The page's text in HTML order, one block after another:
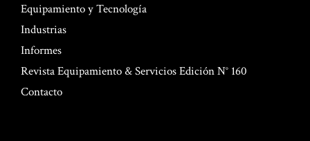
Equipamiento y Tecnología
Industrias
Informes
Revista Equipamiento & Servicios Edición N° 160
Contacto